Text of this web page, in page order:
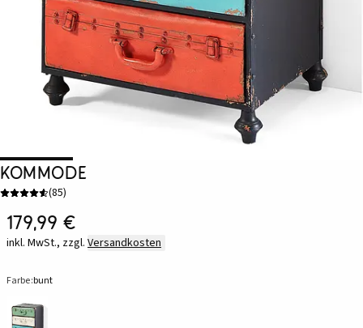
Kommode
(85)
179,99 €
inkl. MwSt., zzgl. Versandkosten
Farbe:bunt